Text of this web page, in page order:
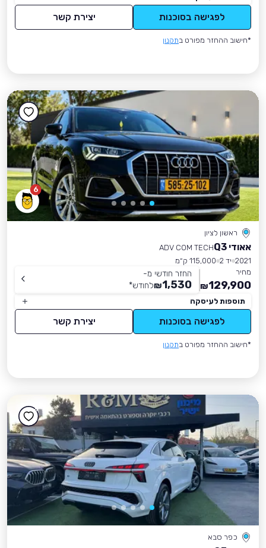
לפגישה בסוכנות יצירת קשר
*חישוב ההחזר מפורט בתקנון
6
ראשון לציון
אאודי Q3
ADV COM TECH
2021 יד 2
115,000 ק״מ
מחיר
129,900
₪
החזר חודשי מ-
1,530
₪לחודש*
תוספות לעיסקה
לפגישה בסוכנות יצירת קשר
*חישוב ההחזר מפורט בתקנון
כפר סבא